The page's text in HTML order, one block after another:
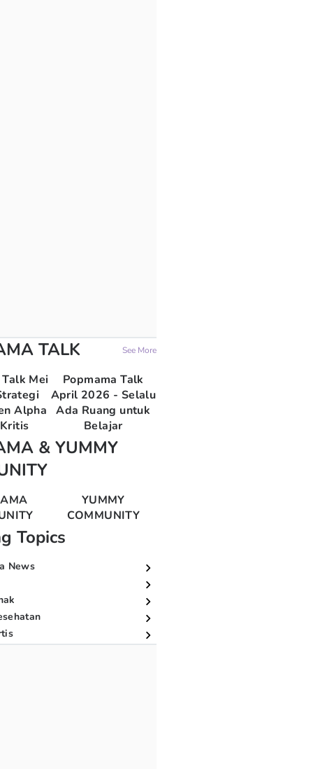
TALK See More
Mei
Alpha
Popmama Talk
April 2026 - Selalu
Ada Ruang untuk
Belajar
& YUMMY
YUMMY
COMMUNITY
Topics
News